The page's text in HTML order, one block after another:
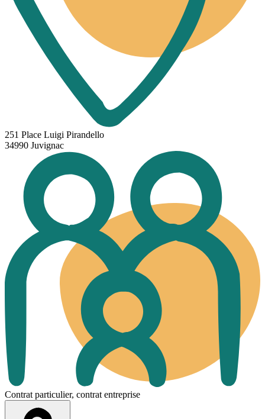
251 Place Luigi Pirandello
34990 Juvignac
Contrat particulier, contrat entreprise